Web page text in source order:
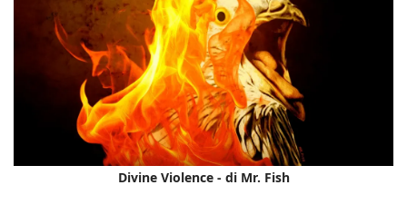
Divine Violence - di Mr. Fish